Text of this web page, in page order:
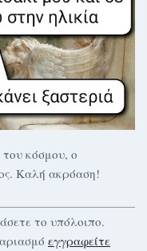
κόσμου, ο
Καλή ακρόαση!
το υπόλοιπο.
εγγραφείτε